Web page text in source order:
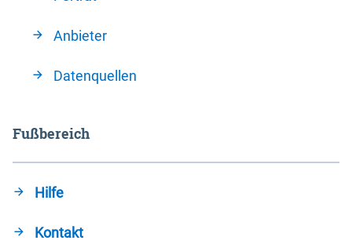
Anbieter
Datenquellen
Fußbereich
Hilfe
Kontakt